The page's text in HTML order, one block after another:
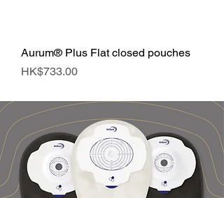
Aurum® Plus Flat closed pouches
價格
HK$733.00